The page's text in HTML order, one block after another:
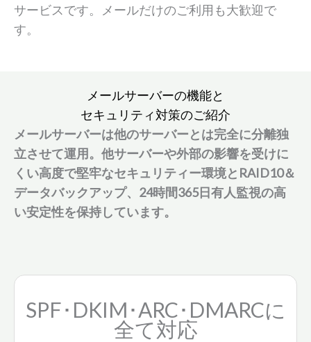
サービスです。メールだけのご利用も大歓迎で
す。
メールサーバーの機能と
セキュリティ対策のご紹介
メールサーバーは他のサーバーとは完全に分離独
立させて運用。他サーバーや外部の影響を受けに
くい高度で堅牢なセキュリティー環境とRAID10＆
データバックアップ、24時間365日有人監視の高
い安定性を保持しています。
SPF･DKIM･ARC･DMARCに
全て対応